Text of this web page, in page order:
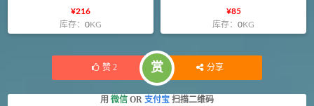
¥216
库存： 0KG
¥85
库存：0KG
赞 2 赏 分享
用 微信 OR 支付宝 扫描二维码